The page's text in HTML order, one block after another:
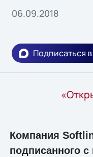
06.09.2018
Подписаться
Компания
подписанного